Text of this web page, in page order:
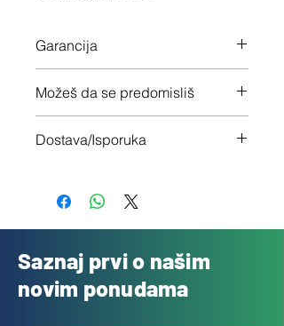
Garancija
Možeš da se predomisliš
nisi zadovoljan
Dostava/Isporuka
Saznaj prvi o našim
novim ponudama